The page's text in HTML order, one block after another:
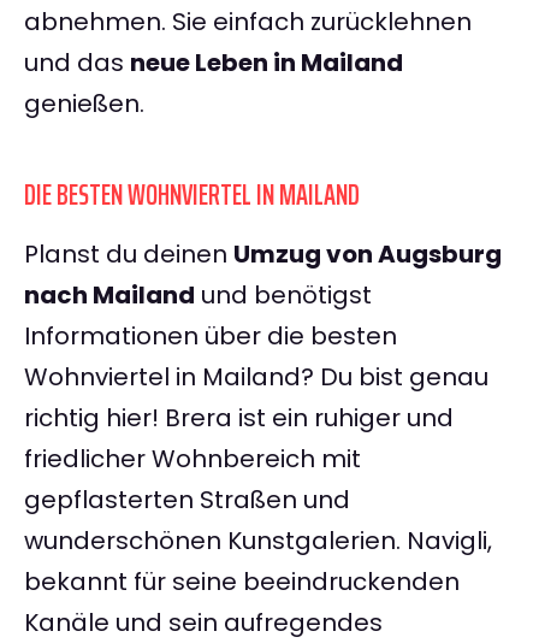
abnehmen. Sie einfach zurücklehnen
und das neue Leben in Mailand
genießen.
DIE BESTEN WOHNVIERTEL IN MAILAND
Planst du deinen Umzug von Augsburg
nach Mailand und benötigst
Informationen über die besten
Wohnviertel in Mailand? Du bist genau
richtig hier! Brera ist ein ruhiger und
friedlicher Wohnbereich mit
gepflasterten Straßen und
wunderschönen Kunstgalerien. Navigli,
bekannt für seine beeindruckenden
Kanäle und sein aufregendes